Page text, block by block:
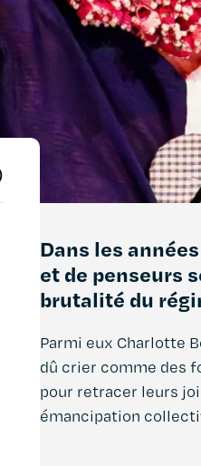
Dans les
et de penseurs
brutalité du
Parmi eux Charlotte
dû crier comme des
pour retracer leurs
émancipation